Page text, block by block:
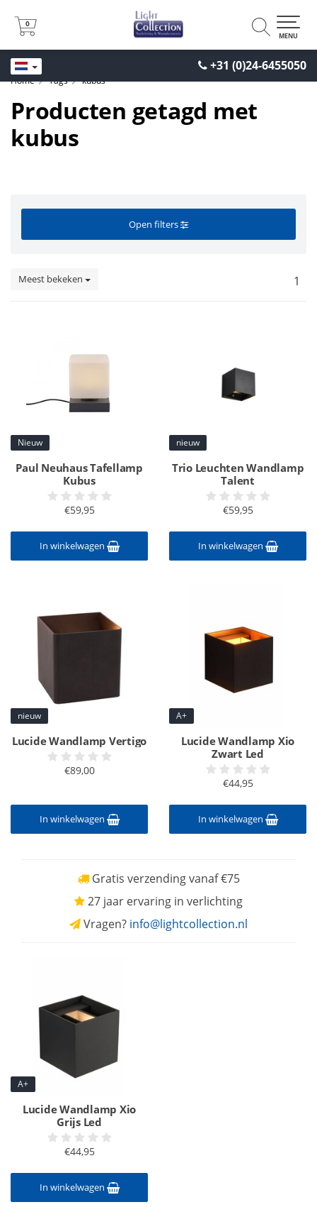
+31 (0)24-6455050
0
0
MENU
Home Tags kubus
Producten getagd met
kubus
Open filters
Meest bekeken 1
Nieuw
Paul Neuhaus Tafellamp
Kubus
€59,95
In winkelwagen
nieuw
Trio Leuchten Wandlamp
Talent
€59,95
In winkelwagen
nieuw
Lucide Wandlamp Vertigo
€89,00
In winkelwagen
A+
Lucide Wandlamp Xio
Zwart Led
€44,95
In winkelwagen
Gratis verzending vanaf €75
27 jaar ervaring in verlichting
Vragen? info@lightcollection.nl
A+
Lucide Wandlamp Xio
Grijs Led
€44,95
In winkelwagen